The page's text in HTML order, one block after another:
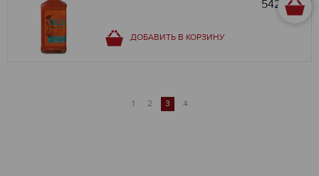
542.99 р
ДОБАВИТЬ В КОРЗИНУ
1 2 3 4